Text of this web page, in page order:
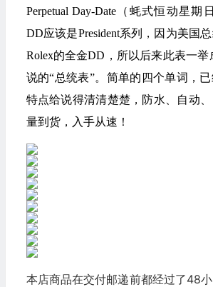
Perpetual Day-Date（蚝式恒动星期
DD应该是President系列，因为美国
Rolex的全金DD，所以后来此表一
说的“总统表”。简单的四个单词，
特点给说得清清楚楚，防水、自动
量到货，入手从速！
本店商品在交付邮递前都经过了48